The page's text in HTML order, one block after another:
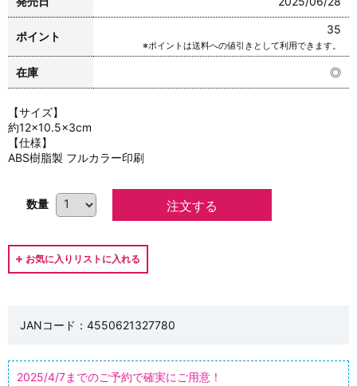
ポイント
35
※ポイントは送料への値引きとして利用できます。
在庫 ◎
【サイズ】
約12×10.5×3cm
【仕様】
ABS樹脂製 フルカラー印刷
数量
JANコード：4550621327780
2025/4/7までのご予約で確実にご用意！